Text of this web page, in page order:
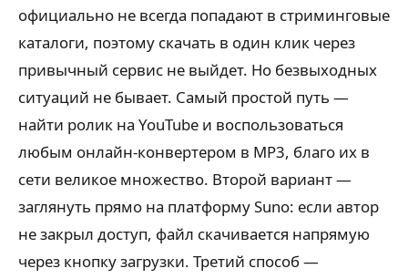
официально не всегда попадают в стриминговые
каталоги, поэтому скачать в один клик через
привычный сервис не выйдет. Но безвыходных
ситуаций не бывает. Самый простой путь —
найти ролик на YouTube и воспользоваться
любым онлайн-конвертером в MP3, благо их в
сети великое множество. Второй вариант —
заглянуть прямо на платформу Suno: если автор
не закрыл доступ, файл скачивается напрямую
через кнопку загрузки. Третий способ —